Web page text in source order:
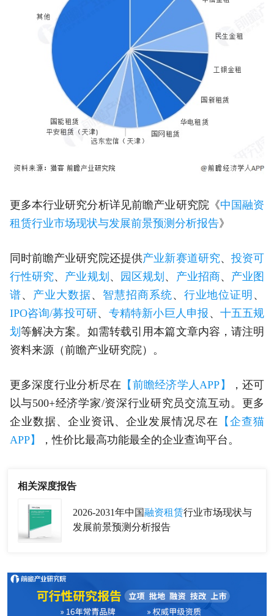
更多本行业研究分析详见前瞻产业研究院《中国融资
租赁行业市场现状与发展前景预测分析报告》
同时前瞻产业研究院还提供产业新赛道研究、投资可
行性研究、 产业规划 、 园区规划 、 产业招商、 产业图
谱、 产业大数据、 智慧招商系统、 行业地位证明 、
IPO咨询/募投可研、 专精特新小巨人申报 、 十五五规
划 等解决方案。如需转载引用本篇文章内容，请注明
资料来源（前瞻产业研究院）。
更多深度行业分析尽在 【前瞻经济学人APP】
，还可
以与500+经济学家/资深行业研究员交流互动。更多
企业数据、企业资讯、企业发展情况尽在
【企查猫
APP】
，性价比最高功能最全的企业查询平台。
相关深度报告
2026-2031年中国融资租赁行业市场现状与
发展前景预测分析报告